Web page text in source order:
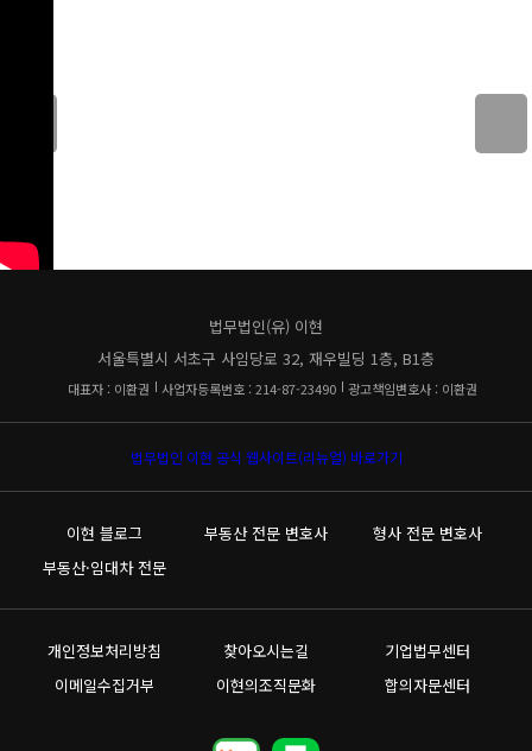
법무법인(유) 이현
서울특별시 서초구 사임당로 32, 재우빌딩 1층, B1층
대표자 : 이환권 사업자등록번호 : 214-87-23490 광고책임변호사 : 이환권
법무법인 이현 공식 웹사이트(리뉴얼) 바로가기
이현 블로그 부동산 전문 변호사
형사 전문 변호사
부동산·임대차 전문
개인정보처리방침 찾아오시는길
기업법무센터
이메일수집거부
이현의조직문화 합의자문센터